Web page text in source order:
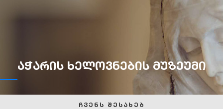
აჭარის ხელოვნების მუზეუმი
ჩვენს შესახებ